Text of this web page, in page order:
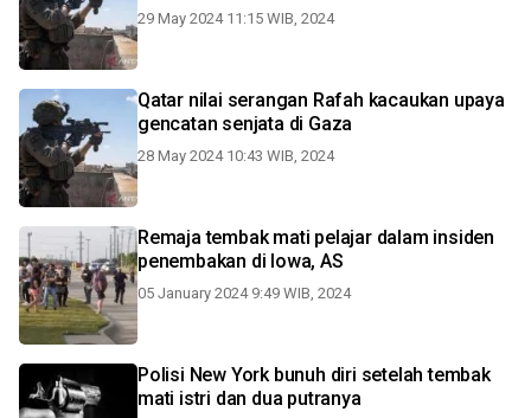
29 May 2024 11:15 WIB, 2024
Qatar nilai serangan Rafah kacaukan upaya
gencatan senjata di Gaza
28 May 2024 10:43 WIB, 2024
Remaja tembak mati pelajar dalam insiden
penembakan di Iowa, AS
05 January 2024 9:49 WIB, 2024
Polisi New York bunuh diri setelah tembak
mati istri dan dua putranya